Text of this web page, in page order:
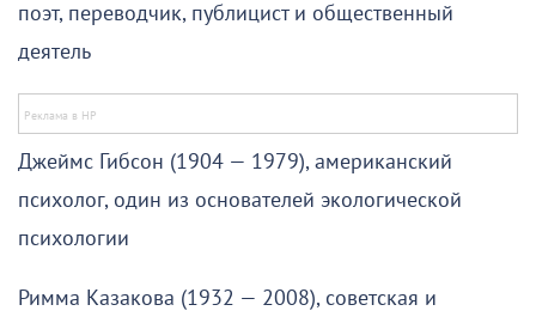
поэт, переводчик, публицист и общественный
деятель
Джеймс Гибсон (1904 — 1979), американский
психолог, один из основателей экологической
психологии
Римма Казакова (1932 — 2008), советская и